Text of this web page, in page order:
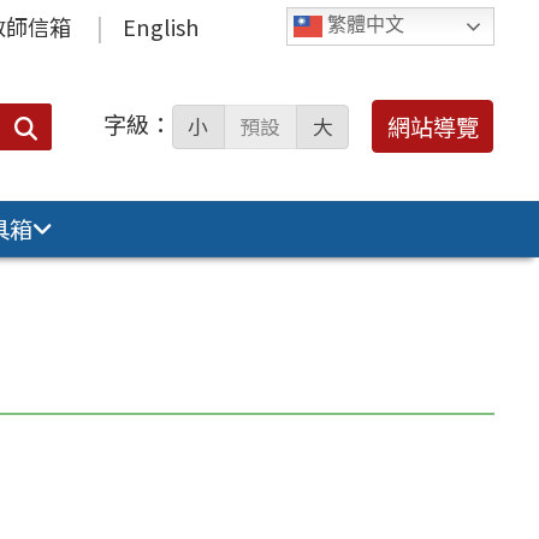
繁體中文
師信箱 English
搜
字級： 小 預設 大 網站導覽
箱